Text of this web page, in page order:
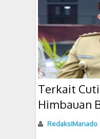
Terkait
Himbauan
RedaksiManado